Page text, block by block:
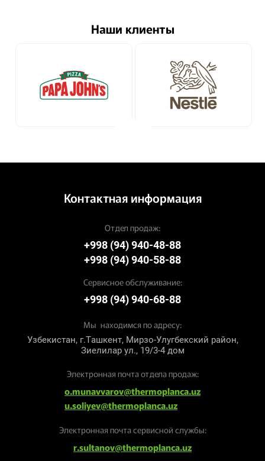
Наши клиенты
Контактная информация
Отдел продаж:
+998 (94) 940-48-88
+998 (94) 940-58-88
Сервисное обслуживание:
+998 (94) 940-68-88
Мы находимся по адресу:
Узбекистан, г.Ташкент, Мирзо-Улугбекский район,
Зиелилар ул., 19/3-4 дом
Электронная почта отдела продаж:
o.munavvarov@thermoplanca.uz
u.soliyev@thermoplanca.uz
Электронная почта сервисной службы:
r.sultanov@thermoplanca.uz